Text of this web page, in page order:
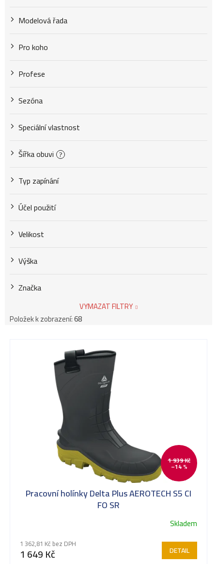
Modelová řada
Pro koho
Profese
Sezóna
Speciální vlastnost
Šířka obuvi ?
Typ zapínání
Účel použití
Velikost
Výška
Značka
VYMAZAT FILTRY
Položek k zobrazení:68
1 939 Kč
–14 %
Pracovní holínky Delta Plus AEROTECH S5 CI
FO SR
Skladem
1 362,81 Kč bez DPH
1 649 Kč DETAIL